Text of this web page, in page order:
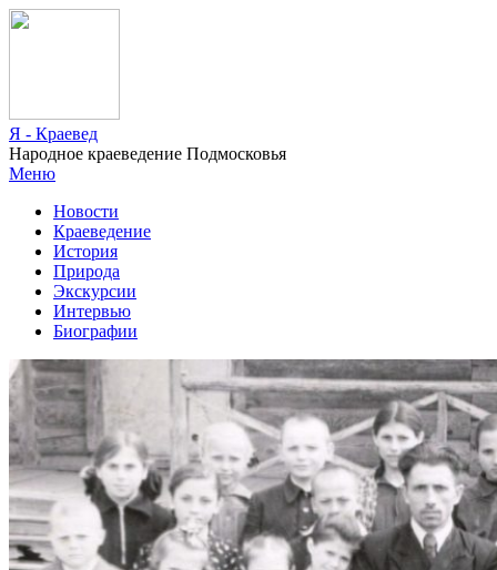
Я - Краевед
Народное краеведение Подмосковья
Меню
Новости
Краеведение
История
Природа
Экскурсии
Интервью
Биографии